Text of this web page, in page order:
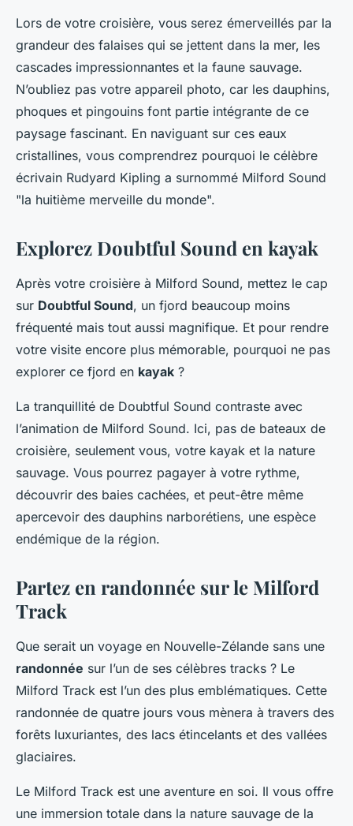
Lors de votre croisière, vous serez émerveillés par la
grandeur des falaises qui se jettent dans la mer, les
cascades impressionnantes et la faune sauvage.
N’oubliez pas votre appareil photo, car les dauphins,
phoques et pingouins font partie intégrante de ce
paysage fascinant. En naviguant sur ces eaux
cristallines, vous comprendrez pourquoi le célèbre
écrivain Rudyard Kipling a surnommé Milford Sound
"la huitième merveille du monde".
Explorez Doubtful Sound en kayak
Après votre croisière à Milford Sound, mettez le cap
sur Doubtful Sound, un fjord beaucoup moins
fréquenté mais tout aussi magnifique. Et pour rendre
votre visite encore plus mémorable, pourquoi ne pas
explorer ce fjord en kayak ?
La tranquillité de Doubtful Sound contraste avec
l’animation de Milford Sound. Ici, pas de bateaux de
croisière, seulement vous, votre kayak et la nature
sauvage. Vous pourrez pagayer à votre rythme,
découvrir des baies cachées, et peut-être même
apercevoir des dauphins narborétiens, une espèce
endémique de la région.
Partez en randonnée sur le Milford
Track
Que serait un voyage en Nouvelle-Zélande sans une
randonnée sur l’un de ses célèbres tracks ? Le
Milford Track est l’un des plus emblématiques. Cette
randonnée de quatre jours vous mènera à travers des
forêts luxuriantes, des lacs étincelants et des vallées
glaciaires.
Le Milford Track est une aventure en soi. Il vous offre
une immersion totale dans la nature sauvage de la